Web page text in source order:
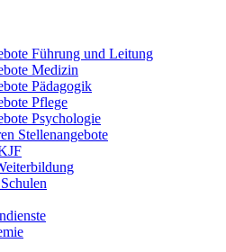
Führung und Leitung
Medizin
Pädagogik
Pflege
Psychologie
Stellenangebote